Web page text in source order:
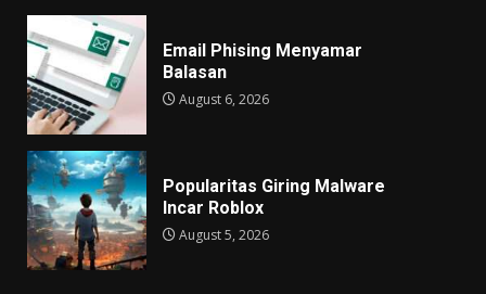
Email Phising Menyamar
Balasan
August 6, 2026
Popularitas Giring Malware
Incar Roblox
August 5, 2026